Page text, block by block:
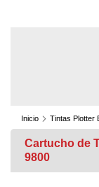
Inicio Tintas Plotter
Cartucho de
9800